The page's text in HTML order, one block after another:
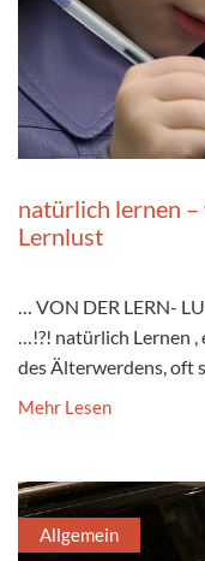
natürlich lernen
Lernlust
… VON DER LERN-
…!?! natürlich Lernen ,
des Älterwerdens, oft
Mehr Lesen
Allgemein